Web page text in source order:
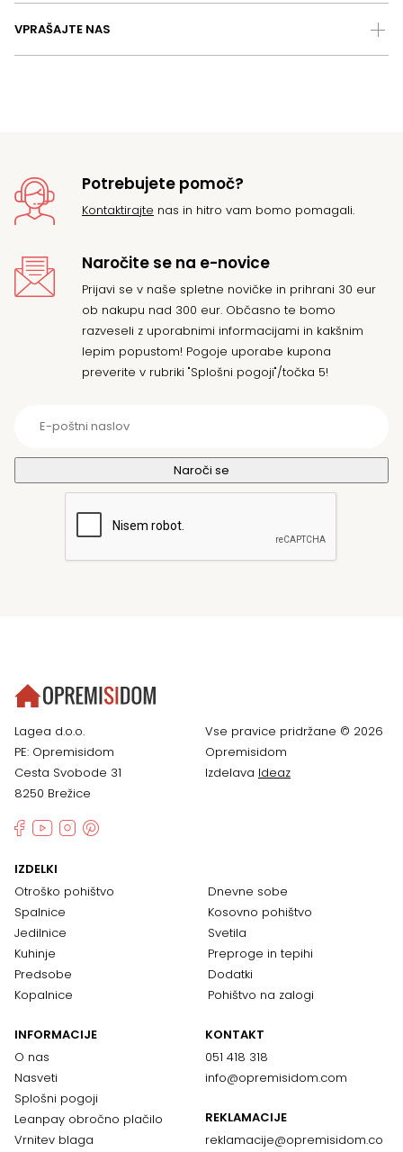
VPRAŠAJTE NAS
Potrebujete pomoč?
Kontaktirajte nas in hitro vam bomo pomagali.
Naročite se na e-novice
Prijavi se v naše spletne novičke in prihrani 30 eur
ob nakupu nad 300 eur. Občasno te bomo
razveseli z uporabnimi informacijami in kakšnim
lepim popustom! Pogoje uporabe kupona
preverite v rubriki "Splošni pogoji"/točka 5!
Lagea d.o.o.
PE: Opremisidom
Cesta Svobode 31
8250 Brežice
Vse pravice pridržane © 2026
Opremisidom
Izdelava Ideaz
IZDELKI
Otroško pohištvo
Spalnice
Jedilnice
Kuhinje
Predsobe
Kopalnice
Dnevne sobe
Kosovno pohištvo
Svetila
Preproge in tepihi
Dodatki
Pohištvo na zalogi
INFORMACIJE
O nas
Nasveti
Splošni pogoji
Leanpay obročno plačilo
Vrnitev blaga
KONTAKT
051 418 318
info@opremisidom.com
REKLAMACIJE
reklamacije@opremisidom.co